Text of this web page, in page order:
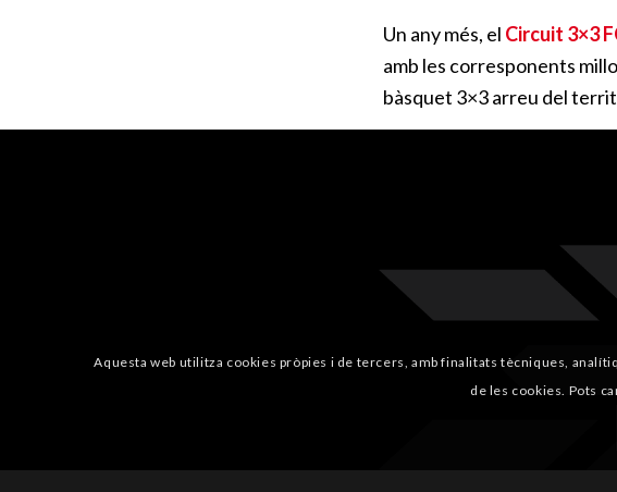
Un any més, el Circuit 3×3
amb les corresponents
bàsquet 3×3 arreu del
Aquesta web utilitza cookies pròpies i de tercers, amb finalitats tècniques,
de les cookies. Pots